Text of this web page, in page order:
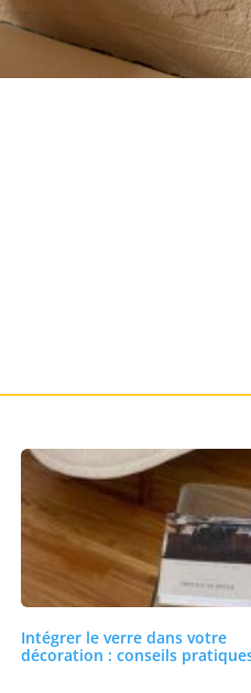
Intégrer le verre dans votre
décoration : conseils